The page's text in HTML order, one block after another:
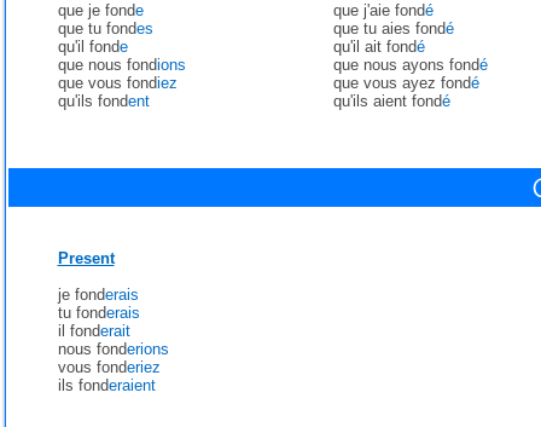
que je fonde
que tu fondes
qu'il fonde
que nous fondions
que vous fondiez
qu'ils fondent
que j'aie fondé
que tu aies fondé
qu'il ait fondé
que nous ayons fondé
que vous ayez fondé
qu'ils aient fondé
Present
je fonderais
tu fonderais
il fonderait
nous fonderions
vous fonderiez
ils fonderaient